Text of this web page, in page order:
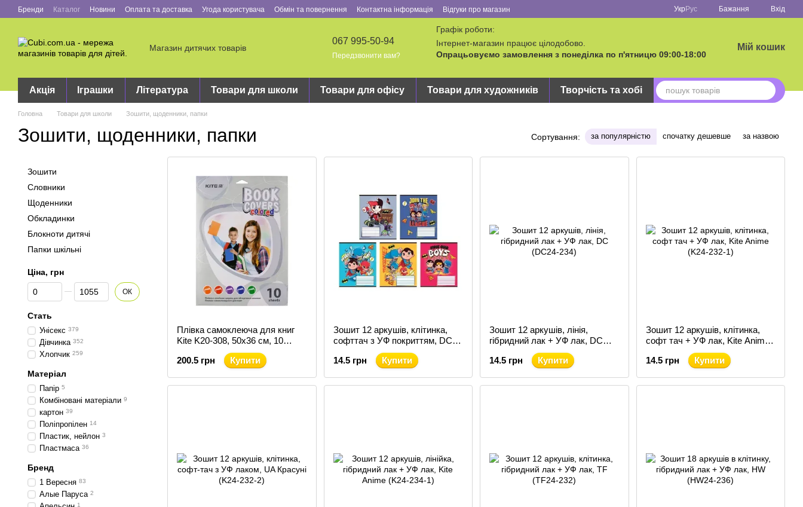
Перейти до основного контенту
Бренди Каталог Новини Оплата та доставка Угода користувача Обмін та повернення Контактна інформація Відгуки про магазин Укр Рус Бажання Вхід
Магазин дитячих товарів
067 995-50-94
Передзвонити вам?
Графік роботи:
Інтернет-магазин працює цілодобово.
Опрацьовуємо замовлення з понеділка по п'ятницю 09:00-18:00
Мій кошик
Акція Іграшки Література Товари для школи Товари для офісу Товари для художників Творчість та хобі
Головна Товари для школи Зошити, щоденники, папки
Зошити, щоденники, папки Сортування: за популярністю спочатку дешевше за назвою
Плівка самоклеюча для книг
Kite K20-308, 50x36 см, 10
штук, асортимент кольорів
200.5 грн
Купити
Зошит 12 аркушів, клітинка,
софттач з УФ покриттям, DC
14.5 грн
Купити
Зошит 12 аркушів, лінія,
гібридний лак + УФ лак, DC
14.5 грн
Купити
Зошит 12 аркушів, клітинка,
софт тач + УФ лак, Kite Anime
(K24-232-1)
14.5 грн
Купити
Зошити
Словники
Щоденники
Обкладинки
Блокноти дитячі
Папки шкільні
Ціна, грн
Від Ціна, грн
До Ціна, грн ОК
Стать
Унісекс 379
Дівчинка 352
Хлопчик 259
Матеріал
Папір 5
Комбіновані матеріали 9
картон 39
Поліпропілен 14
Пластик, нейлон 3
Пластмаса 36
Бренд
1 Вересня 83
Алые Паруса 2
1